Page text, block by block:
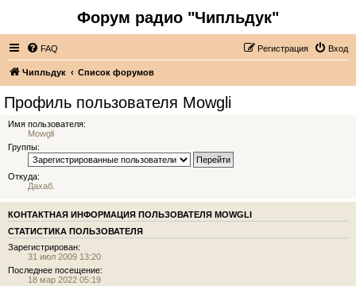
Форум радио "Чипльдук"
FAQ Вход
Регистрация
Чипльдук Список форумов
Профиль пользователя Mowgli
Имя пользователя:
Mowgli
Группы:
Откуда:
Дахаб.
КОНТАКТНАЯ ИНФОРМАЦИЯ ПОЛЬЗОВАТЕЛЯ MOWGLI
СТАТИСТИКА ПОЛЬЗОВАТЕЛЯ
Зарегистрирован:
31 июл 2009 13:20
Последнее посещение:
18 мар 2022 05:19